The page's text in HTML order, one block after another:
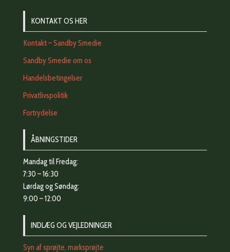
KONTAKT OS HER
Kontakt – Sandby Smedie
Sandby Smedie om os
Handelsbetingelser
Privatlivspolitik
Fortrydelse
ÅBNINGSTIDER
Mandag til Fredag:
7:30 – 16:30
Lørdag og Søndag:
9:00 – 12:00
INDLÆG OG VEJLEDNINGER
Syn af sprøjte, marksprøjte